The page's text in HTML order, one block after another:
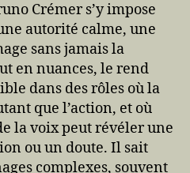
Crémer s’y impose
autorité calme, une
sans jamais la
en nuances, le rend
dans des rôles où la
que l’action, et où
la voix peut révéler une
ou un doute. Il sait
complexes, souvent